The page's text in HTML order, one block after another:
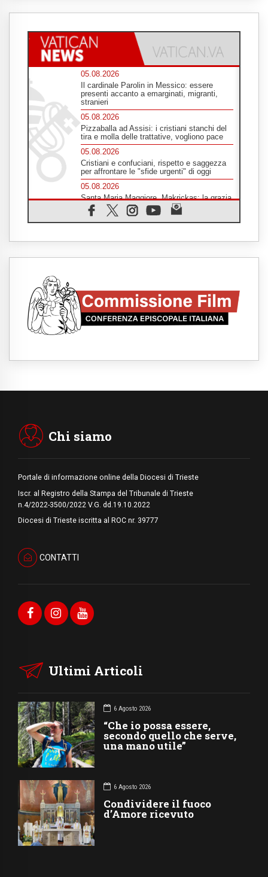
05.08.2026
Il cardinale Parolin in Messico: essere
presenti accanto a emarginati, migranti,
stranieri
05.08.2026
Pizzaballa ad Assisi: i cristiani stanchi del
tira e molla delle trattative, vogliono pace
05.08.2026
Cristiani e confuciani, rispetto e saggezza
per affrontare le "sfide urgenti" di oggi
05.08.2026
Santa Maria Maggiore, Makrickas: la grazia
di Dio scende ancora sul mondo
05.08.2026
social non saziano, vogliamo cose grandi"
05.08.2026
05.08.2026
Dal Papa all'udienza generale la forza del
"circolo degli eroi"
pace
una prova difficile
Chi siamo
Portale di informazione online della Diocesi di Trieste
Iscr. al Registro della Stampa del Tribunale di Trieste
n.4/2022-3500/2022 V.G. dd.19.10.2022
Diocesi di Trieste iscritta al ROC nr. 39777
CONTATTI
Ultimi Articoli
6 Agosto 2026
“Che io possa essere,
secondo quello che serve,
una mano utile”
6 Agosto 2026
Condividere il fuoco
d’Amore ricevuto